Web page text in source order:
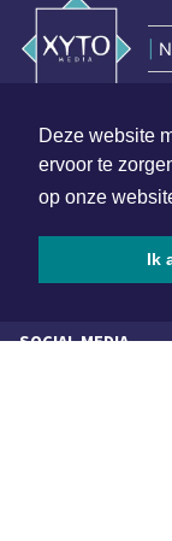
Deze website
ervoor te
op onze
Ik
Hoofdvestiging:
van
1701 BZ
072 8200 600
SOCIAL MEDIA